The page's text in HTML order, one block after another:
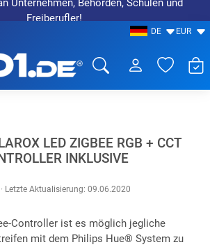
Unternehmen, Behörden, Schulen und
Freiberufler!
DE EUR
LED ZIGBEE RGB + CCT
INKLUSIVE
· Letzte Aktualisierung: 09.06.2020
Controller ist es möglich jegliche
mit dem Philips Hue® System zu